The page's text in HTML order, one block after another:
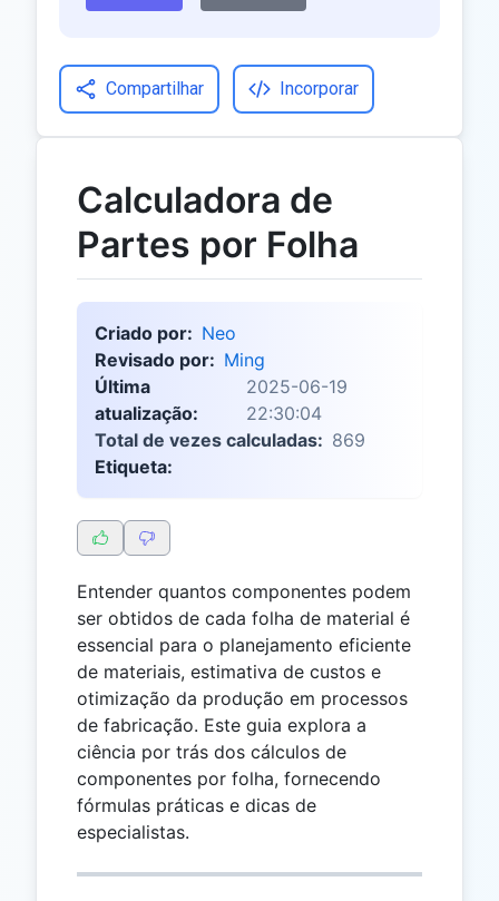
Compartilhar Incorporar
Calculadora de
Partes por Folha
Criado por: Neo
Revisado por: Ming
Última
atualização:
2025-06-19
22:30:04
Total de vezes calculadas: 869
Etiqueta:
Entender quantos componentes podem
ser obtidos de cada folha de material é
essencial para o planejamento eficiente
de materiais, estimativa de custos e
otimização da produção em processos
de fabricação. Este guia explora a
ciência por trás dos cálculos de
componentes por folha, fornecendo
fórmulas práticas e dicas de
especialistas.